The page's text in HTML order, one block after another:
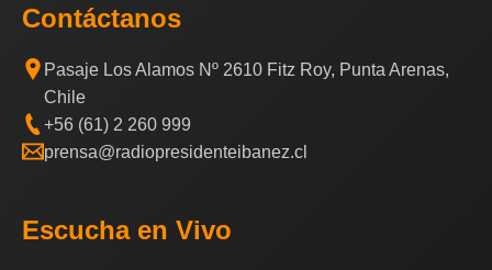
Contáctanos
Pasaje Los Alamos Nº 2610 Fitz Roy, Punta Arenas,
Chile
+56 (61) 2 260 999
prensa@radiopresidenteibanez.cl
Escucha en Vivo